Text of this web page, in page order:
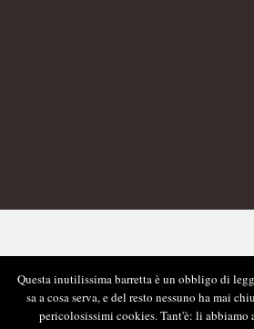
Questa inutilissima barretta è un obbligo di
sa a cosa serva, e del resto nessuno ha mai
pericolosissimi cookies. Tant'è: li abbiamo